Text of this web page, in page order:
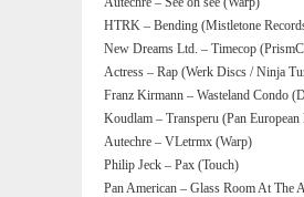
HTRK – Bending (Mistletone
New Dreams Ltd. – Timecop
Actress – Rap (Werk Discs / Ninja
Franz Kirmann – Wasteland Condo
Koudlam – Transperu (Pan European
Autechre – VLetrmx (Warp)
Philip Jeck – Pax (Touch)
Pan American – Glass Room At The